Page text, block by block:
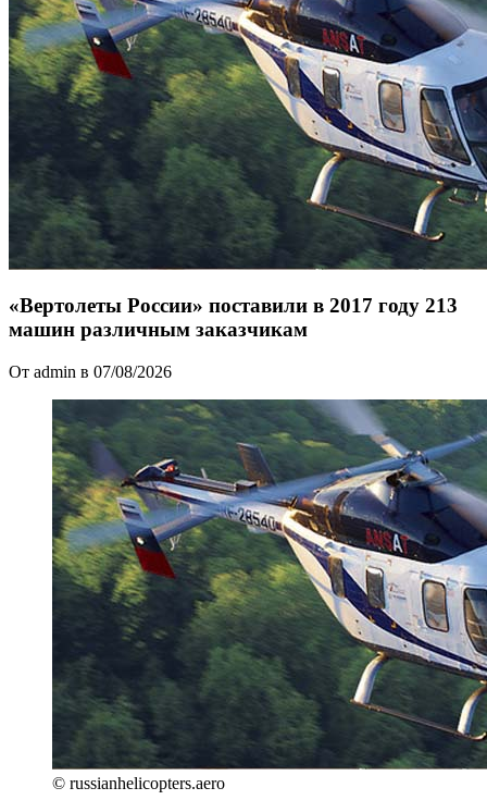
«Вертолеты России» поставили в 2017 году 213
машин различным заказчикам
От admin в 07/08/2026
© russianhelicopters.aero